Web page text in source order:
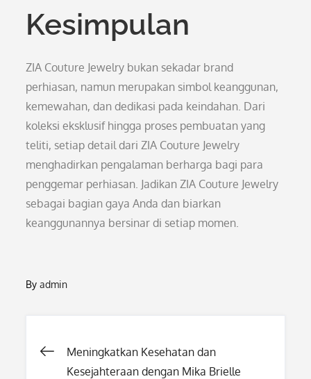
Kesimpulan
ZIA Couture Jewelry bukan sekadar brand
perhiasan, namun merupakan simbol keanggunan,
kemewahan, dan dedikasi pada keindahan. Dari
koleksi eksklusif hingga proses pembuatan yang
teliti, setiap detail dari ZIA Couture Jewelry
menghadirkan pengalaman berharga bagi para
penggemar perhiasan. Jadikan ZIA Couture Jewelry
sebagai bagian gaya Anda dan biarkan
keanggunannya bersinar di setiap momen.
Byadmin
Post
Meningkatkan Kesehatan dan
Kesejahteraan dengan Mika Brielle